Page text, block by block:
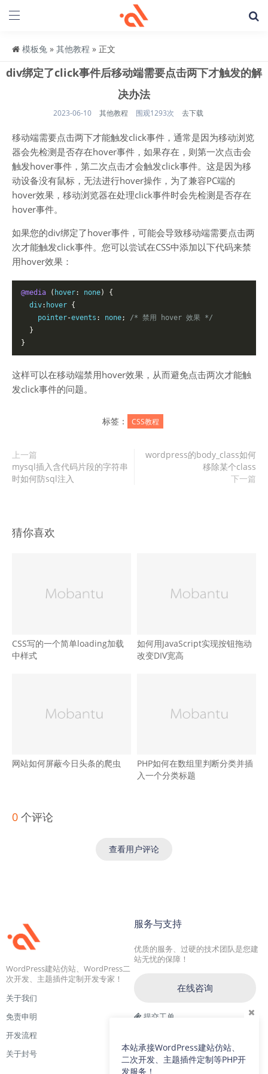
模板兔 » 其他教程 » 正文
div绑定了click事件后移动端需要点击两下才触发的解
决办法
2023-06-10 其他教程 围观1293次 去下载
移动端需要点击两下才能触发click事件，通常是因为移动浏览
器会先检测是否存在hover事件，如果存在，则第一次点击会
触发hover事件，第二次点击才会触发click事件。这是因为移
动设备没有鼠标，无法进行hover操作，为了兼容PC端的
hover效果，移动浏览器在处理click事件时会先检测是否存在
hover事件。
如果您的div绑定了hover事件，可能会导致移动端需要点击两
次才能触发click事件。您可以尝试在CSS中添加以下代码来禁
用hover效果：
@media ( hover: none)
{
  div
: hover {
    pointer
-events : none;
/* 禁用 hover 效果 */
}
}
这样可以在移动端禁用hover效果，从而避免点击两次才能触
发click事件的问题。
标签： CSS教程
上一篇
mysql插入含代码片段的字符串
时如何防sql注入
wordpress的body_class如何
移除某个class
下一篇
猜你喜欢
CSS写的一个简单loading加载
中样式
如何用JavaScript实现按钮拖动
改变DIV宽高
网站如何屏蔽今日头条的爬虫
PHP如何在数组里判断分类并插
入一个分类标题
0 个评论
查看用户评论
WordPress建站仿站、WordPress二
次开发、主题插件定制开发专家！
关于我们
免责申明
开发流程
关于封号
服务与支持
优质的服务、过硬的技术团队是您建
站无忧的保障！
在线咨询
提交工单
交流二群：64786792
本站承接WordPress建站仿站、
二次开发、主题插件定制等PHP开
发服务！